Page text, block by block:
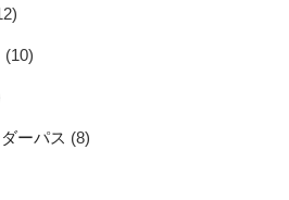
(10)
ーパス (8)